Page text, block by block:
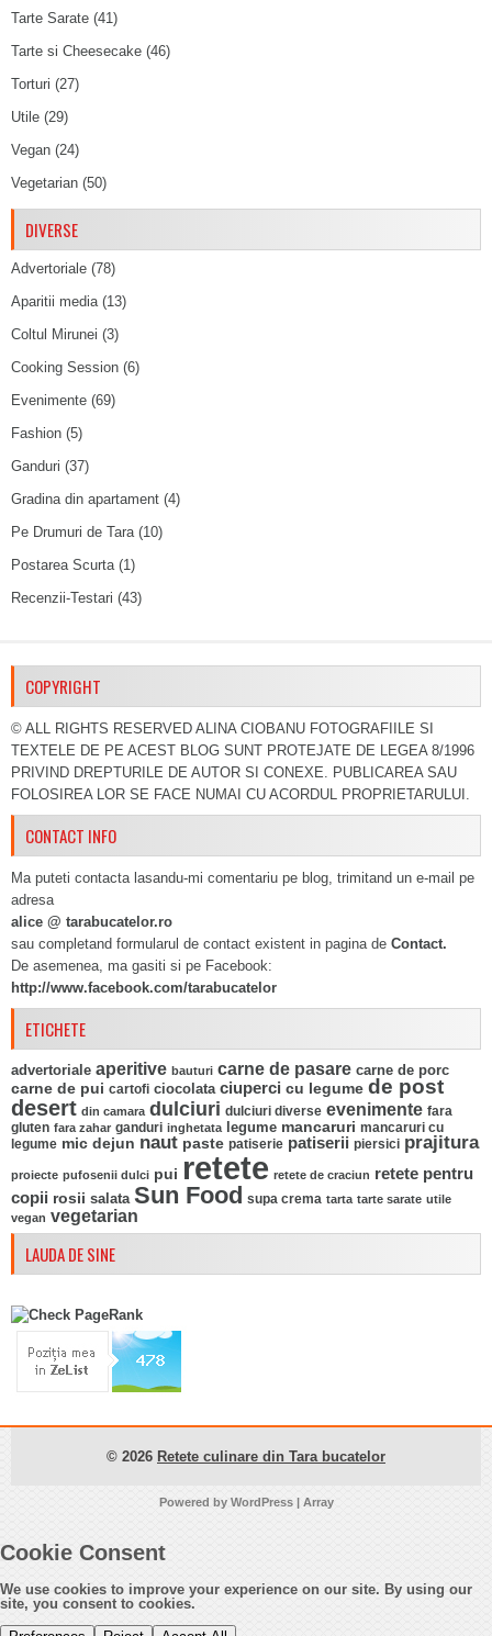
Tarte Sarate (41)
Tarte si Cheesecake (46)
Torturi (27)
Utile (29)
Vegan (24)
Vegetarian (50)
DIVERSE
Advertoriale (78)
Aparitii media(13)
Coltul Mirunei (3)
Cooking Session (6)
Evenimente (69)
Fashion (5)
Ganduri (37)
Gradina din apartament (4)
Pe Drumuri de Tara(10)
Postarea Scurta(1)
Recenzii-Testari (43)
COPYRIGHT
© ALL RIGHTS RESERVED ALINA CIOBANU FOTOGRAFIILE SI
TEXTELE DE PE ACEST BLOG SUNT PROTEJATE DE LEGEA 8/1996
PRIVIND DREPTURILE DE AUTOR SI CONEXE. PUBLICAREA SAU
FOLOSIREA LOR SE FACE NUMAI CU ACORDUL PROPRIETARULUI.
CONTACT INFO
Ma puteti contacta lasandu-mi comentariu pe blog, trimitand un e-mail pe
adresa
alice @ tarabucatelor.ro
sau completand formularul de contact existent in pagina de Contact.
De asemenea, ma gasiti si pe Facebook:
http://www.facebook.com/tarabucatelor
ETICHETE
advertoriale aperitive bauturi carne de pasare carne de porc
carne de pui cartofi ciocolata ciuperci cu legume de post
desert din camara dulciuri dulciuri diverse evenimente fara
gluten fara zahar ganduri inghetata legume mancaruri mancaruri cu
legume mic dejun naut paste patiserie patiserii piersici prajitura
proiecte pufosenii dulci pui retete retete de craciun retete pentru
copii rosii salata Sun Food supa crema tarta tarte sarate utile
vegan vegetarian
LAUDA DE SINE
© 2026 Retete culinare din Tara bucatelor
Powered by WordPress| Array